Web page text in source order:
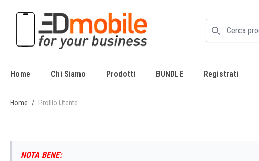
Home Chi Siamo Prodotti BUNDLE Registrati
Home / Profilo Utente
NOTA BENE: